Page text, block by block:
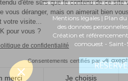
Mentions légales | Plan du
des données personnelles
Création et
comouest -
On a attendu d'être sûrs que le contenu
avant de vous déranger, mais on aimerait
pendant votre visite...
C'est OK pour vous ?
Lire la politique de confidentialité
Consentements certifiés par
Non merci Je choisis